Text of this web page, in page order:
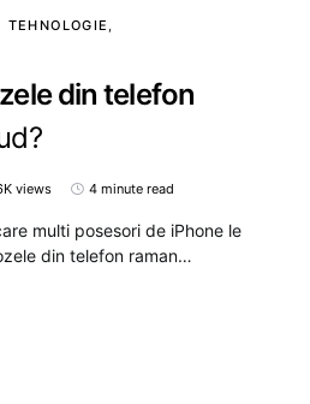
TEHNOLOGIE
din telefon
views 4 minute read
multi posesori de iPhone le
din telefon raman…